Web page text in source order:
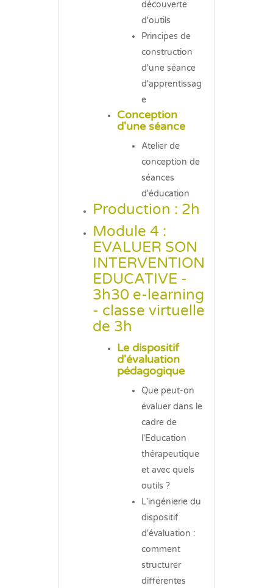
découverte
d'outils
Principes de
construction
d'une séance
d'apprentissag
e
Conception
d'une séance
Atelier de
conception de
séances
d'éducation
Production : 2h
Module 4 :
EVALUER SON
INTERVENTION
EDUCATIVE -
3h30 e-learning
- classe virtuelle
de 3h
Le dispositif
d'évaluation
pédagogique
Que peut-on
évaluer dans le
cadre de
l'Education
thérapeutique
et avec quels
outils ?
L'ingénierie du
dispositif
d'évaluation :
comment
structurer
différentes